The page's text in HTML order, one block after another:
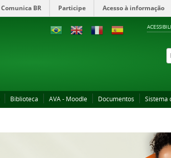
Comunica BR Participe Acesso à informação
Biblioteca AVA - Moodle Documentos Sistema